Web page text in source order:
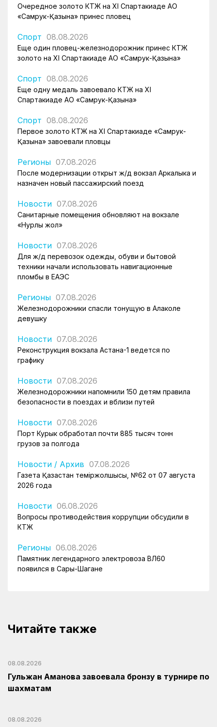
Очередное золото КТЖ на XI Спартакиаде АО
«Самрук-Қазына» принес пловец
Спорт 08.08.2026
Еще один пловец-железнодорожник принес КТЖ
золото на XI Спартакиаде АО «Самрук-Қазына»
Спорт 08.08.2026
Еще одну медаль завоевало КТЖ на XI
Спартакиаде АО «Самрук-Қазына»
Спорт 08.08.2026
Первое золото КТЖ на XI Спартакиаде «Самрук-
Қазына» завоевали пловцы
Регионы 07.08.2026
После модернизации открыт ж/д вокзал Аркалыка и
назначен новый пассажирский поезд
Новости 07.08.2026
Санитарные помещения обновляют на вокзале
«Нурлы жол»
Новости 07.08.2026
Для ж/д перевозок одежды, обуви и бытовой
техники начали использовать навигационные
пломбы в ЕАЭС
Регионы 07.08.2026
Железнодорожники спасли тонущую в Алаколе
девушку
Новости 07.08.2026
Реконструкция вокзала Астана-1 ведется по
графику
Новости 07.08.2026
Железнодорожники напомнили 150 детям правила
безопасности в поездах и вблизи путей
Новости 07.08.2026
Порт Курык обработал почти 885 тысяч тонн
грузов за полгода
Новости / Архив 07.08.2026
Газета Қазақстан теміржолшысы, №62 от 07 августа
2026 года
Новости 06.08.2026
Вопросы противодействия коррупции обсудили в
КТЖ
Регионы 06.08.2026
Памятник легендарного электровоза ВЛ60
появился в Сары-Шагане
Читайте также
08.08.2026
Гульжан Аманова завоевала бронзу в турнире по
шахматам
08.08.2026